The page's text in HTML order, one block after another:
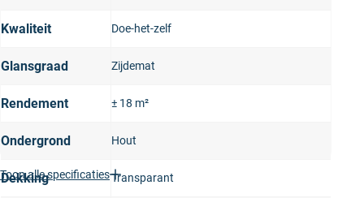
Kwaliteit Doe-het-zelf
Glansgraad Zijdemat
Rendement ± 18 m²
Ondergrond Hout
Dekking Transparant
Toon alle specificaties